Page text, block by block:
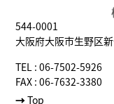
544-0001
大阪府大阪市生野区
TEL : 06-7502-5926
FAX : 06-7632-3380
→Top